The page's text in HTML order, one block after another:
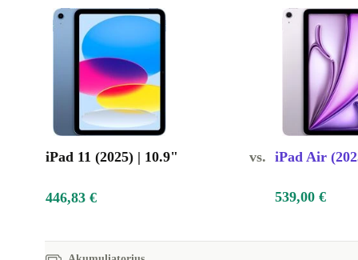
Tipiniai naudojimo atvejai – atsakymai į jūsų klausimus
Ar galiu naudoti „iPad 11“ (2025) universitete ar
Žinoma! Kompaktiškas dizainas ir galingas
užrašų darymą, pristatymų rengimą ir užduočių
akumuliatoriaus veikimo laikas užtikrina visą dieną
veikia sklandžiai. Dvi 12 MP kameros užtikrina
iPad 11 (2025) | 10.9" vs. iPad Air
446,83 € 539,00 €